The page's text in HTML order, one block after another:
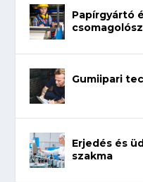
Papírgyártó
Gumiipari
Erjedés és
szakma